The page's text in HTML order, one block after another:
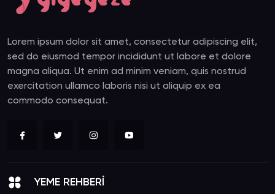
Lorem ipsum dolor sit amet, consectetur adipiscing elit,
sed do eiusmod tempor incididunt ut labore et dolore
magna aliqua. Ut enim ad minim veniam, quis nostrud
exercitation ullamco laboris nisi ut aliquip ex ea
commodo consequat.
YEME REHBERİ